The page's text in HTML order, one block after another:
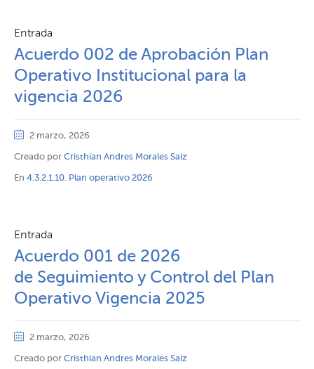
Entrada
Acuerdo 002 de Aprobación Plan
Operativo Institucional para la
vigencia 2026
2 marzo, 2026
Creado por Cristhian Andres Morales Saiz
En 4.3.2.1.10. Plan operativo 2026
Entrada
Acuerdo 001 de 2026
de Seguimiento y Control del Plan
Operativo Vigencia 2025
2 marzo, 2026
Creado por Cristhian Andres Morales Saiz